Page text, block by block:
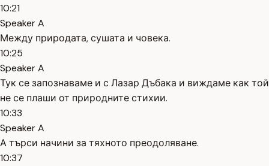
10:21
Speaker A
Между природата, сушата и човека.
10:25
Speaker A
Тук се запознаваме и с Лазар Дъбака и виждаме как той
не се плаши от природните стихии.
10:33
Speaker A
А търси начини за тяхното преодоляване.
10:37